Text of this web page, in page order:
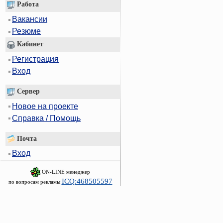
Работа
Вакансии
Резюме
Кабинет
Регистрация
Вход
Сервер
Новое на проекте
Справка / Помощь
Почта
Вход
ON-LINE менеджер
по вопросам рекламы ICQ:468505597